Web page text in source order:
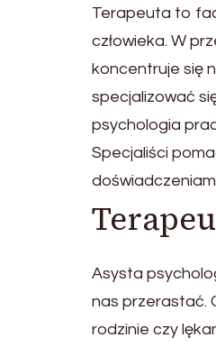
Terapeuta to
człowieka. W
koncentruje się
specjalizować
psychologia
Specjaliści
Asysta
nas przerastać.
rodzinie czy